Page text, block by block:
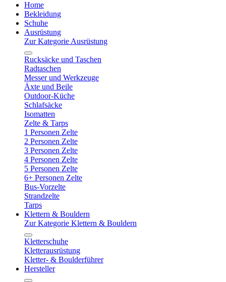
Home
Bekleidung
Schuhe
Ausrüstung
Zur Kategorie Ausrüstung
Rucksäcke und Taschen
Radtaschen
Messer und Werkzeuge
Äxte und Beile
Outdoor-Küche
Schlafsäcke
Isomatten
Zelte & Tarps
1 Personen Zelte
2 Personen Zelte
3 Personen Zelte
4 Personen Zelte
5 Personen Zelte
6+ Personen Zelte
Bus-Vorzelte
Strandzelte
Tarps
Klettern & Bouldern
Zur Kategorie Klettern & Bouldern
Kletterschuhe
Kletterausrüstung
Kletter- & Boulderführer
Hersteller